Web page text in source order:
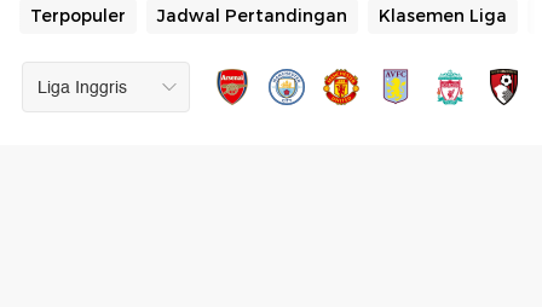
Terpopuler Jadwal Pertandingan Klasemen Liga